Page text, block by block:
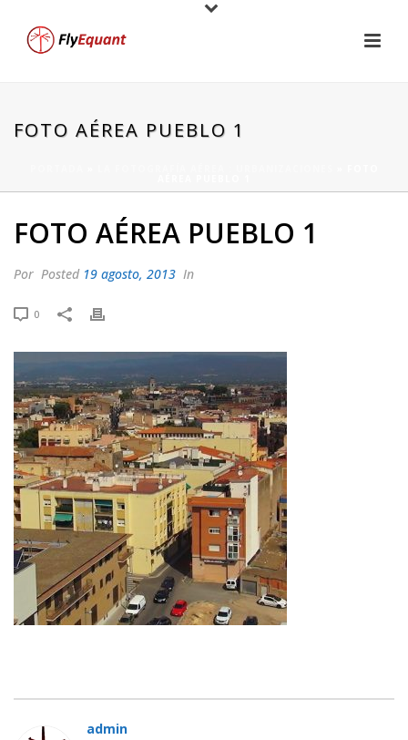
FOTO AÉREA PUEBLO 1
FOTO AÉREA PUEBLO 1
Por Posted 19 agosto, 2013 In
0
admin